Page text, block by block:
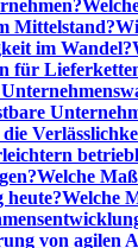
Mittelstand?
im Wandel?
für
Welche
heute?Welche
von agilen